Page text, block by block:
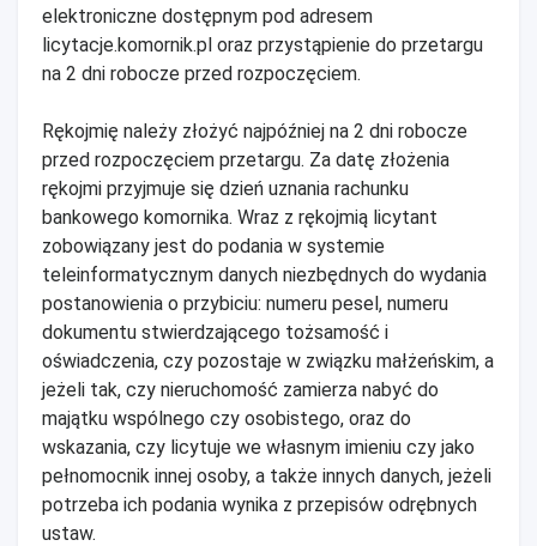
elektroniczne dostępnym pod adresem
licytacje.komornik.pl oraz przystąpienie do przetargu
na 2 dni robocze przed rozpoczęciem.
Rękojmię należy złożyć najpóźniej na 2 dni robocze
przed rozpoczęciem przetargu. Za datę złożenia
rękojmi przyjmuje się dzień uznania rachunku
bankowego komornika. Wraz z rękojmią licytant
zobowiązany jest do podania w systemie
teleinformatycznym danych niezbędnych do wydania
postanowienia o przybiciu: numeru pesel, numeru
dokumentu stwierdzającego tożsamość i
oświadczenia, czy pozostaje w związku małżeńskim, a
jeżeli tak, czy nieruchomość zamierza nabyć do
majątku wspólnego czy osobistego, oraz do
wskazania, czy licytuje we własnym imieniu czy jako
pełnomocnik innej osoby, a także innych danych, jeżeli
potrzeba ich podania wynika z przepisów odrębnych
ustaw.